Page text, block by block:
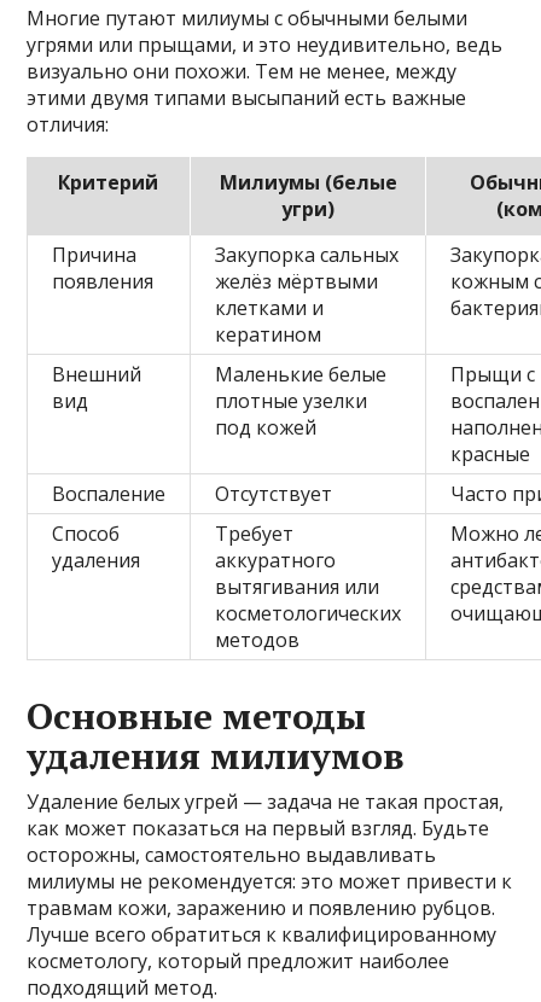
Многие путают милиумы с обычными белыми
угрями или прыщами, и это неудивительно, ведь
визуально они похожи. Тем не менее, между
этими двумя типами высыпаний есть важные
отличия:
Критерий
Милиумы (белые
угри)
Причина
появления
Закупорка сальных
желёз мёртвыми
клетками и
кератином
кожным
Внешний
вид
Маленькие белые
плотные узелки
под кожей
Прыщи с
красные
Воспаление
Отсутствует
Часто
Способ
удаления
Требует
аккуратного
вытягивания или
косметологических
методов
Можно
Основные методы
удаления милиумов
Удаление белых угрей — задача не такая простая,
как может показаться на первый взгляд. Будьте
осторожны, самостоятельно выдавливать
милиумы не рекомендуется: это может привести к
травмам кожи, заражению и появлению рубцов.
Лучше всего обратиться к квалифицированному
косметологу, который предложит наиболее
подходящий метод.